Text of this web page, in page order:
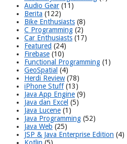
Audio Gear (11)
Berita (122)
Bike Enthusiasts (8)
C Programming (2)
Car Enthusiasts (17)
Featured (24)
Firebase (10)
Functional Programming (1)
GeoSpatial (4)
Herdi Review(78)
iPhone Stuff(13)
Java App Engine (9)
Java dan Excel (5)
Java Lucene (1)
Java Programming (52)
Java Web (25)
JSP & Java Enterprise Edition (4)
Kotlin (5)